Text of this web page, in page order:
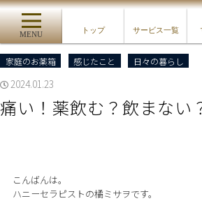
MENU
トップ サービス一覧
家庭のお薬箱 感じたこと 日々の暮らし
2024.01.23
痛い！薬飲む？飲まない
こんばんは。
ハニーセラピストの橘ミサヲです。